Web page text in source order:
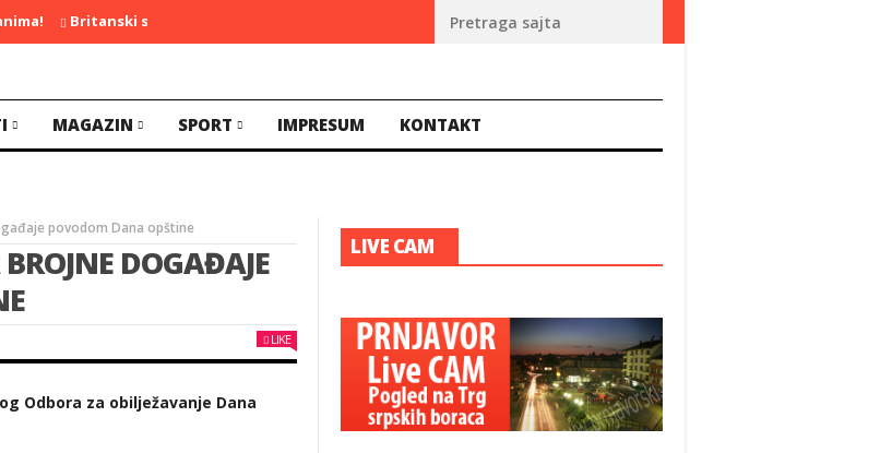
Britanski selektor poručio: Endi može da pobjedi Đokovića u Beogradu!
MAGAZIN SPORT IMPRESUM KONTAKT
povodom Dana opštine
DOGAĐAJE
LIKE
Odbora za obilježavanje Dana
LIVE CAM